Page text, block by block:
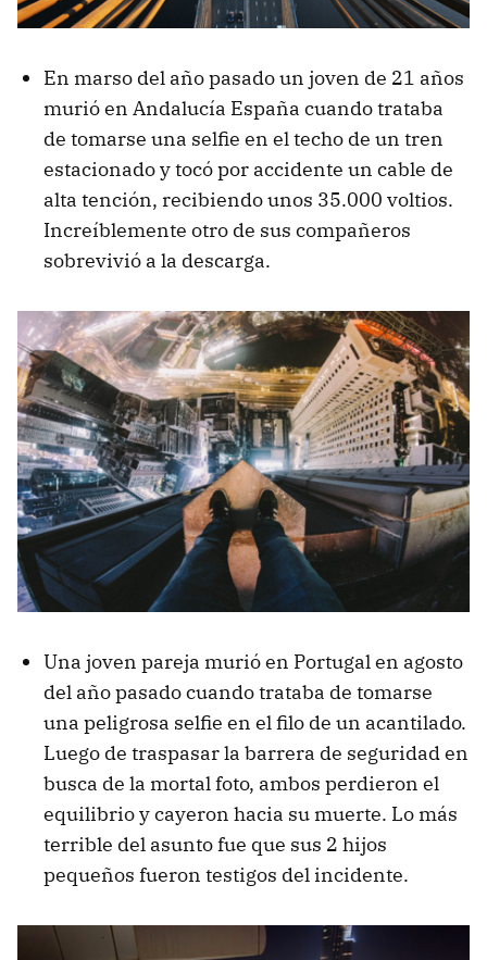
En marso del año pasado un joven de 21 años
murió en Andalucía España cuando trataba
de tomarse una selfie en el techo de un tren
estacionado y tocó por accidente un cable de
alta tención, recibiendo unos 35.000 voltios.
Increíblemente otro de sus compañeros
sobrevivió a la descarga.
Una joven pareja murió en Portugal en agosto
del año pasado cuando trataba de tomarse
una peligrosa selfie en el filo de un acantilado.
Luego de traspasar la barrera de seguridad en
busca de la mortal foto, ambos perdieron el
equilibrio y cayeron hacia su muerte. Lo más
terrible del asunto fue que sus 2 hijos
pequeños fueron testigos del incidente.